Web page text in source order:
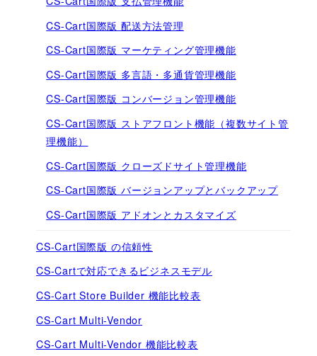
CS-Cart国際版 配送方法管理
CS-Cart国際版 マーケティング管理機能
CS-Cart国際版 多言語・多通貨管理機能
CS-Cart国際版 コンバージョン管理機能
CS-Cart国際版 ストアフロント機能（複数サイト管
理機能）
CS-Cart国際版 クローズドサイト管理機能
CS-Cart国際版 バージョンアップとバックアップ
CS-Cart国際版 アドオンとカスタマイズ
CS-Cart国際版 の信頼性
CS-Cartで対応できるビジネスモデル
CS-Cart Store Builder 機能比較表
CS-Cart Multi-Vendor
CS-Cart Multi-Vendor 機能比較表